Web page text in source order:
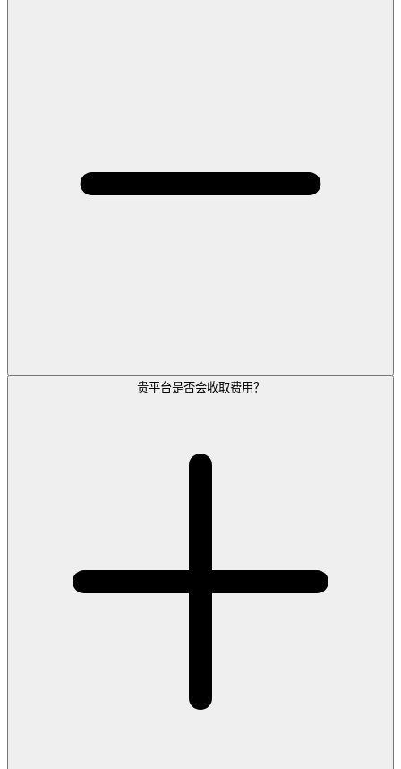
贵平台是否会收取费用？